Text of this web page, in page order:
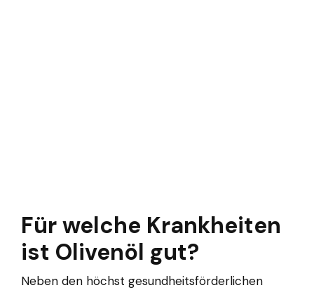
Für welche Krankheiten
ist Olivenöl gut?
Neben den höchst gesundheitsförderlichen